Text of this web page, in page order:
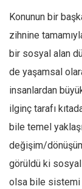
Düşünce
Dosyalar
Konunun bir
zihnine
bir sosyal alan
de yaşamsal
insanlardan
ilginç tarafı
bile temel
değişim/
görüldü ki
olsa bile sistemi